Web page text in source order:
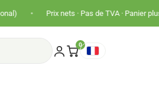
Prix nets · Pas de TVA · Panier plus gros !
0